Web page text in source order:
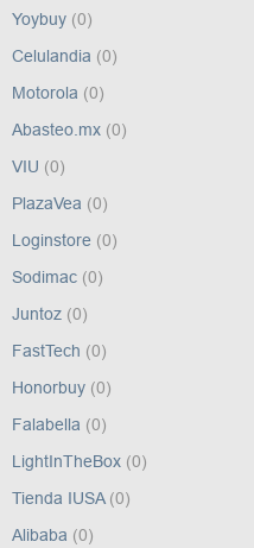
Yoybuy (0)
Celulandia (0)
Motorola (0)
Abasteo.mx (0)
VIU (0)
PlazaVea (0)
Loginstore (0)
Sodimac (0)
Juntoz (0)
FastTech (0)
Honorbuy (0)
Falabella (0)
LightInTheBox (0)
Tienda IUSA (0)
Alibaba (0)